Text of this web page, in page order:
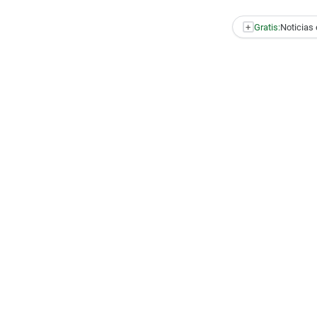
+ Gratis:Noticias